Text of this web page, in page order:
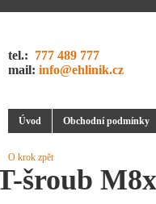
tel.: 777 489 777
mail: info@ehlinik.cz
Úvod Obchodní podmínky
O krok zpět
šroub